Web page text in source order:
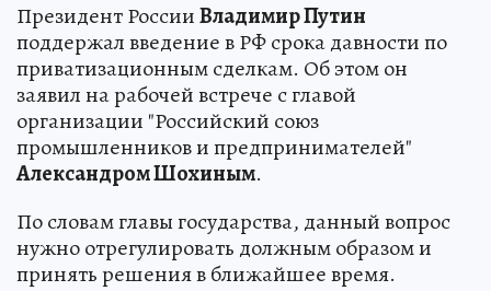
Президент РоссииВладимир Путин
поддержал введение в РФ срока давности по
приватизационным сделкам. Об этом он
заявил на рабочей встрече с главой
организации "Российский союз
промышленников и предпринимателей"
Александром Шохиным.
По словам главы государства, данный вопрос
нужно отрегулировать должным образом и
принять решения в ближайшее время.